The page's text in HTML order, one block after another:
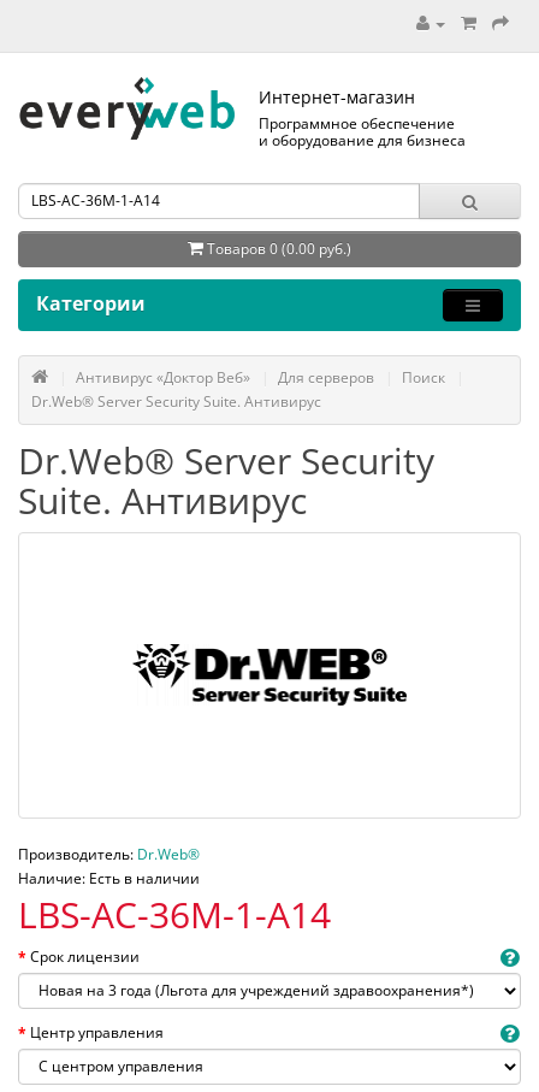
Интернет-магазин
Программное обеспечение
и оборудование для бизнеса
Товаров 0 (0.00 руб.)
Категории
Антивирус «Доктор Веб» Для серверов
Поиск
Dr.Web® Server Security Suite. Антивирус
Dr.Web® Server Security
Suite. Антивирус
Производитель: Dr.Web®
Наличие: Есть в наличии
LBS-AC-36M-1-A14
Срок лицензии
Центр управления